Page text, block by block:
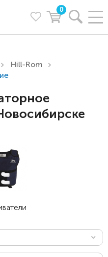
0
Hill-Rom